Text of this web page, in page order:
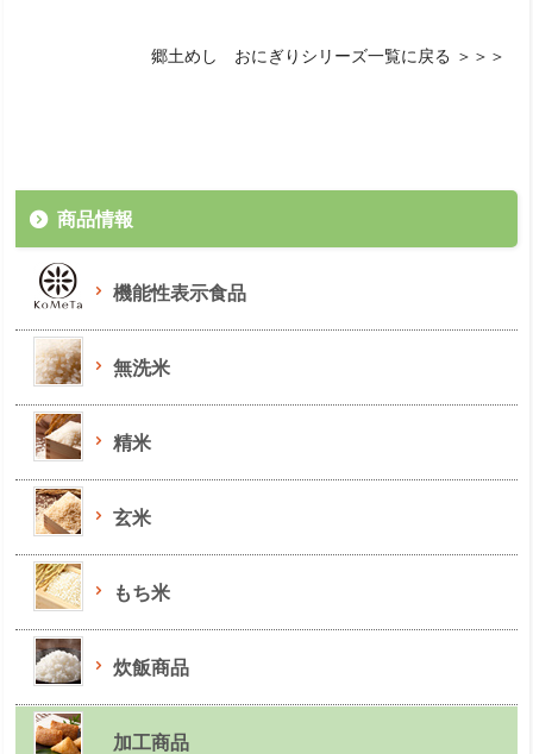
郷土めし おにぎりシリーズ一覧に戻る ＞＞＞
商品情報
機能性表示食品
無洗米
精米
玄米
もち米
炊飯商品
加工商品